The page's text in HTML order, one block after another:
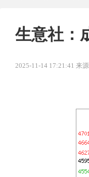
生意社：
2025-11-14 17:21:41 来